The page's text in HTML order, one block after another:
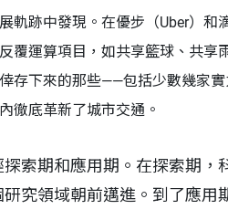
軌跡中發現。在優步（Uber）
覆運算項目，如共享籃球、共
存下來的那些——包括少數幾家
徹底革新了城市交通。
索期和應用期。在探索期
究領域朝前邁進。到了應